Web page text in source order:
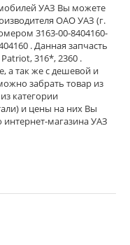
УАЗ Вы можете
ОАО УАЗ (г.
3163-00-8404160-
. Данная запчасть
316*, 2360 .
а так же с дешевой и
забрать товар из
категории
и цены на них Вы
магазина УАЗ